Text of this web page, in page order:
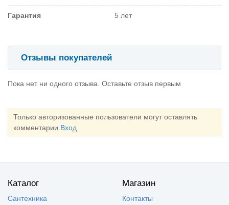
Гарантия 5 лет
Отзывы покупателей
Пока нет ни одного отзыва. Оставьте отзыв первым
Только авторизованные пользователи могут оставлять
комментарии Вход
Каталог
Сантехника
Магазин
Контакты